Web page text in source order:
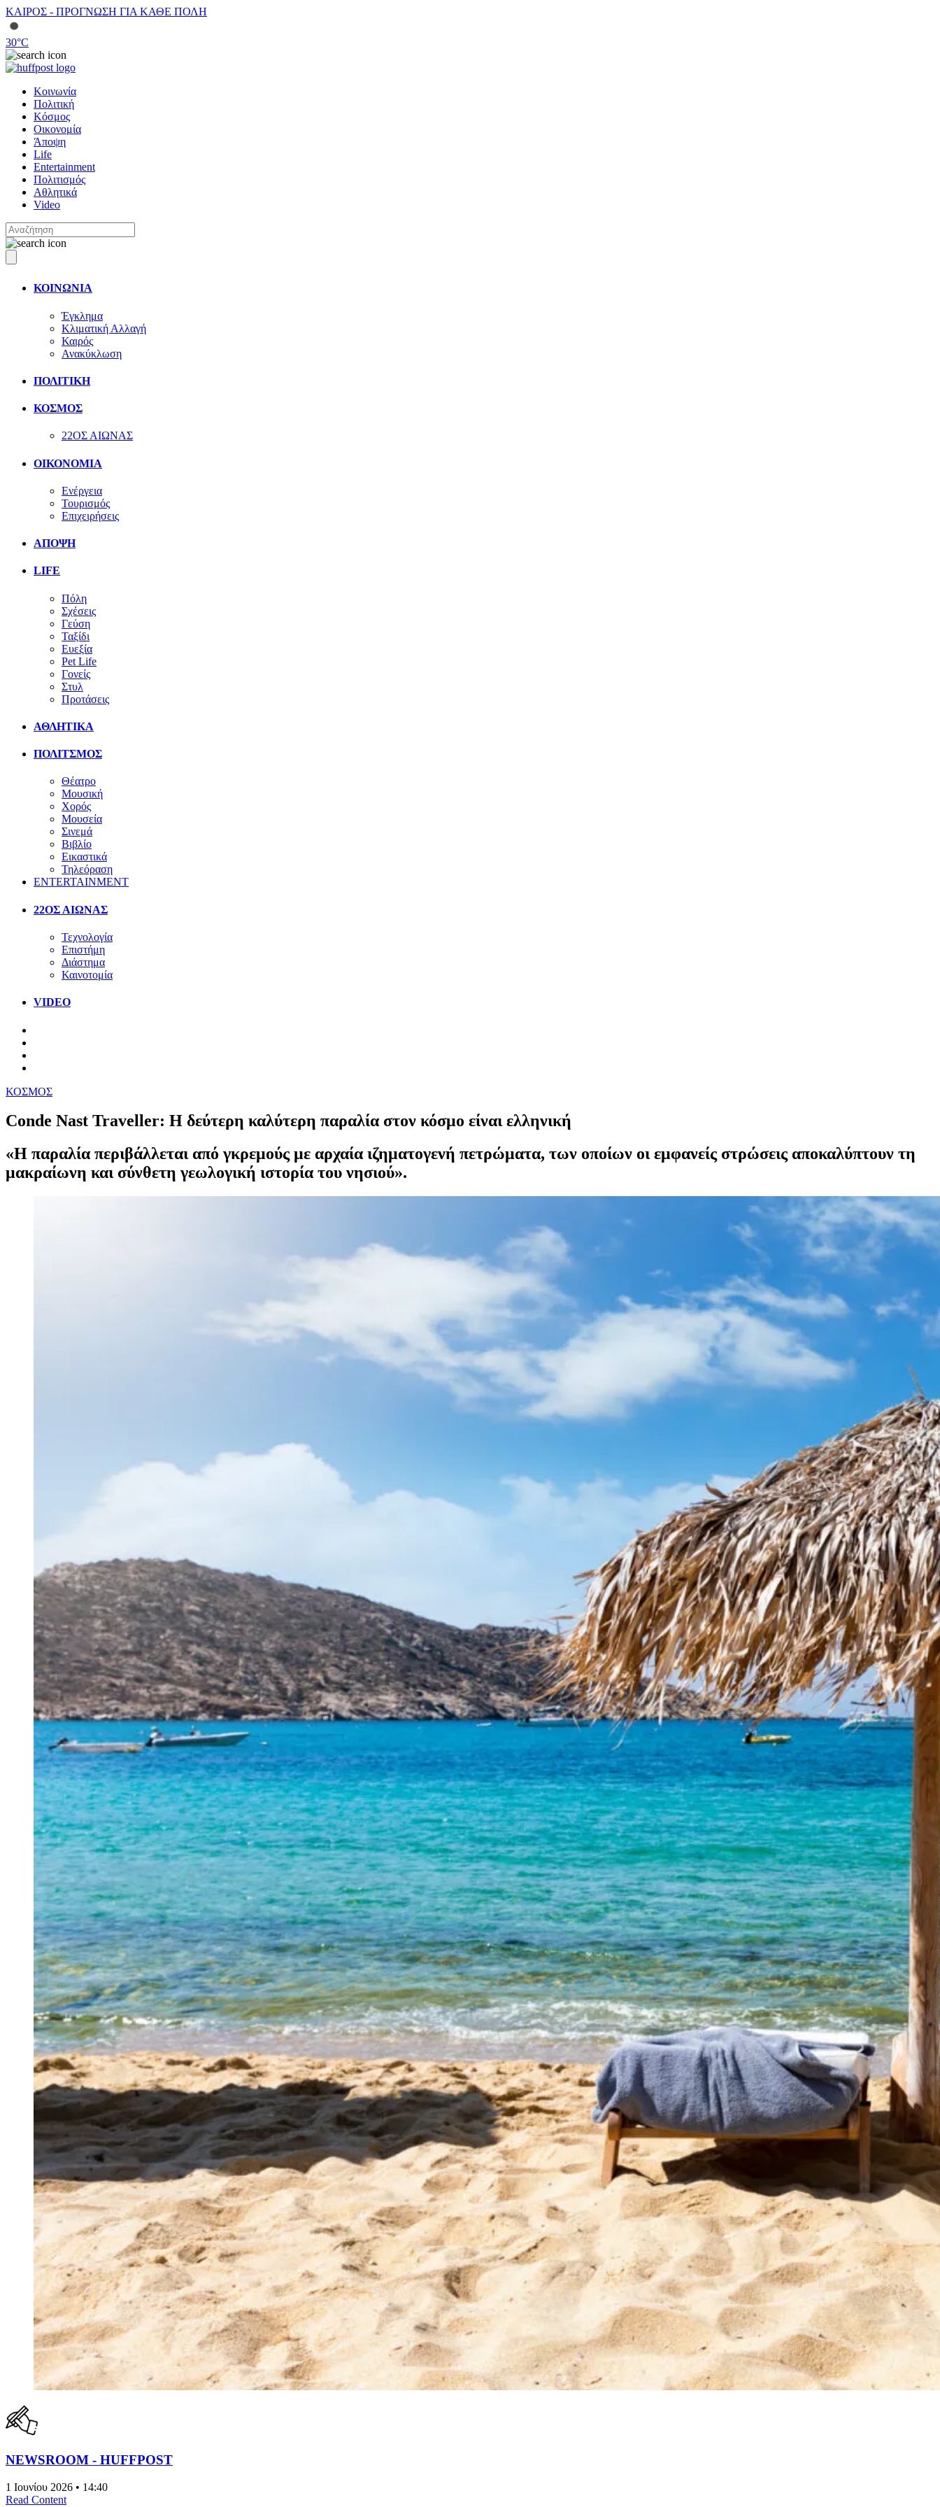
ΚΑΙΡΟΣ - ΠΡΟΓΝΩΣΗ ΓΙΑ ΚΑΘΕ ΠΟΛΗ
30°C
Κοινωνία
Πολιτική
Κόσμος
Οικονομία
Άποψη
Life
Entertainment
Πολιτισμός
Αθλητικά
Video
ΚΟΙΝΩΝΙΑ
Έγκλημα
Κλιματική Αλλαγή
Καιρός
Ανακύκλωση
ΠΟΛΙΤΙΚΗ
ΚΟΣΜΟΣ
22ΟΣ ΑΙΩΝΑΣ
ΟΙΚΟΝΟΜΙΑ
Ενέργεια
Τουρισμός
Επιχειρήσεις
ΑΠΟΨΗ
LIFE
Πόλη
Σχέσεις
Γεύση
Ταξίδι
Ευεξία
Pet Life
Γονείς
Στυλ
Προτάσεις
ΑΘΛΗΤΙΚΑ
ΠΟΛΙΤΣΜΟΣ
Θέατρο
Μουσική
Χορός
Μουσεία
Σινεμά
Βιβλίο
Εικαστικά
Τηλεόραση
ENTERTAINMENT
22ΟΣ ΑΙΩΝΑΣ
Τεχνολογία
Επιστήμη
Διάστημα
Καινοτομία
VIDEO
ΚΟΣΜΟΣ
Conde Nast Traveller: Η δεύτερη καλύτερη παραλία στον κόσμο είναι ελληνική
«Η παραλία περιβάλλεται από γκρεμούς με αρχαία ιζηματογενή πετρώματα, των οποίων οι εμφανείς στρώσεις αποκαλύπτουν τη
μακραίωνη και σύνθετη γεωλογική ιστορία του νησιού».
NEWSROOM - HUFFPOST
1 Ιουνίου 2026 • 14:40
Read Content